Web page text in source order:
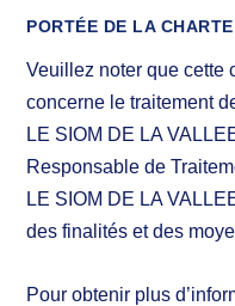
PORTÉE DE LA
Veuillez noter que cette
concerne le traitement
LE SIOM DE LA
Responsable de
LE SIOM DE LA
des finalités et des
Pour obtenir plus